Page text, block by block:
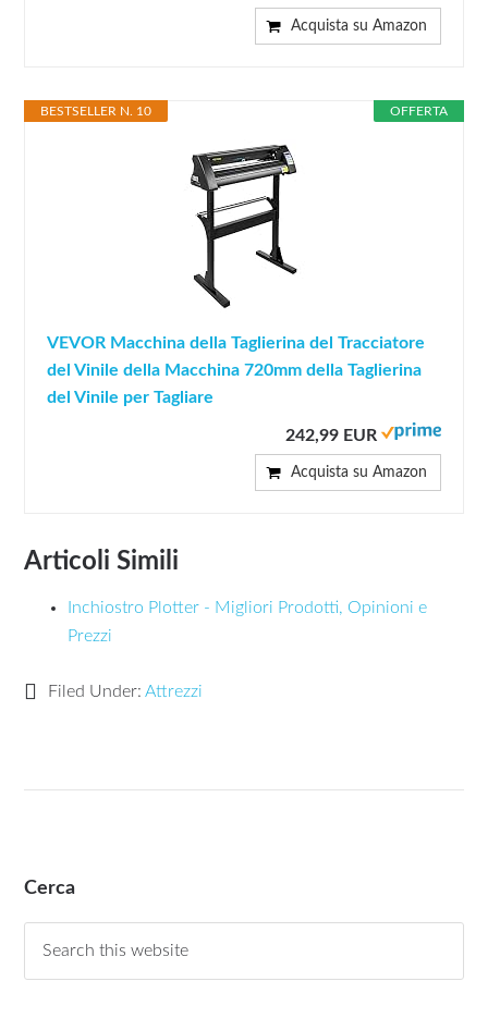
Acquista su Amazon
OFFERTA
BESTSELLER N. 10
VEVOR Macchina della Taglierina del Tracciatore
del Vinile della Macchina 720mm della Taglierina
del Vinile per Tagliare
242,99 EUR
Acquista su Amazon
Articoli Simili
Inchiostro Plotter - Migliori Prodotti, Opinioni e
Prezzi
Filed Under:Attrezzi
Cerca